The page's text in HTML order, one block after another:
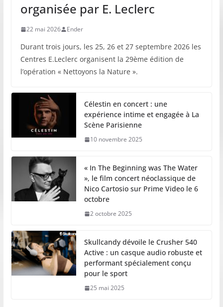
organisée par E. Leclerc
22 mai 2026 Ender
Durant trois jours, les 25, 26 et 27 septembre 2026 les
Centres E.Leclerc organisent la 29ème édition de
l’opération « Nettoyons la Nature ».
Célestin en concert : une
expérience intime et engagée à La
Scène Parisienne
10 novembre 2025
« In The Beginning was The Water
», le film concert néoclassique de
Nico Cartosio sur Prime Video le 6
octobre
2 octobre 2025
Skullcandy dévoile le Crusher 540
Active : un casque audio robuste et
performant spécialement conçu
pour le sport
25 mai 2025